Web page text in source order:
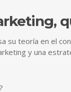
su teoría en el
y una